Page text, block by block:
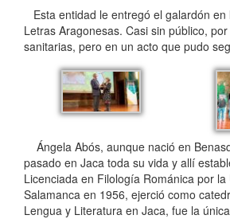
Esta entidad le entregó el galardón en
Letras Aragonesas. Casi sin público,
sanitarias, pero en un acto que pudo
Ángela Abós, aunque nació en
pasado en Jaca toda su vida y allí
Licenciada en Filología Románica por
Salamanca en 1956, ejerció como
Lengua y Literatura en Jaca, fue la